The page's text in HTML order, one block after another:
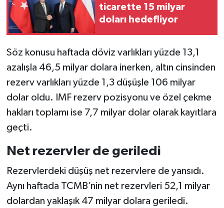
ticarette 15 milyar
doları hedefliyor
Söz konusu haftada döviz varlıkları yüzde 13,1
azalışla 46,5 milyar dolara inerken, altın cinsinden
rezerv varlıkları yüzde 1,3 düşüşle 106 milyar
dolar oldu. IMF rezerv pozisyonu ve özel çekme
hakları toplamı ise 7,7 milyar dolar olarak kayıtlara
geçti.
Net rezervler de geriledi
Rezervlerdeki düşüş net rezervlere de yansıdı.
Aynı haftada TCMB’nin net rezervleri 52,1 milyar
dolardan yaklaşık 47 milyar dolara geriledi.